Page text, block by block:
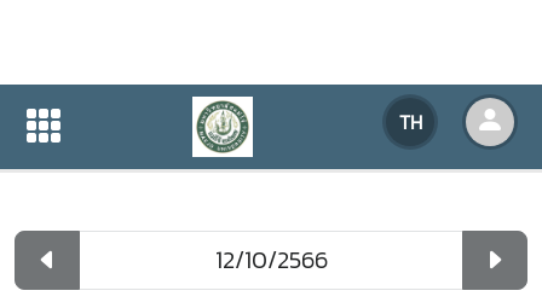
TH
ปฏิทินกิจกรรมของหน่วยงาน
ปฏิทินกิจกรรมของหน่วยงาน